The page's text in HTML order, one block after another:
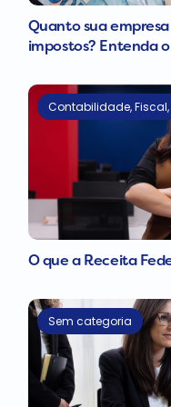
Quanto sua
impostos? Entenda
Contabilidade,Fiscal,
O que a Receita
Sem categoria